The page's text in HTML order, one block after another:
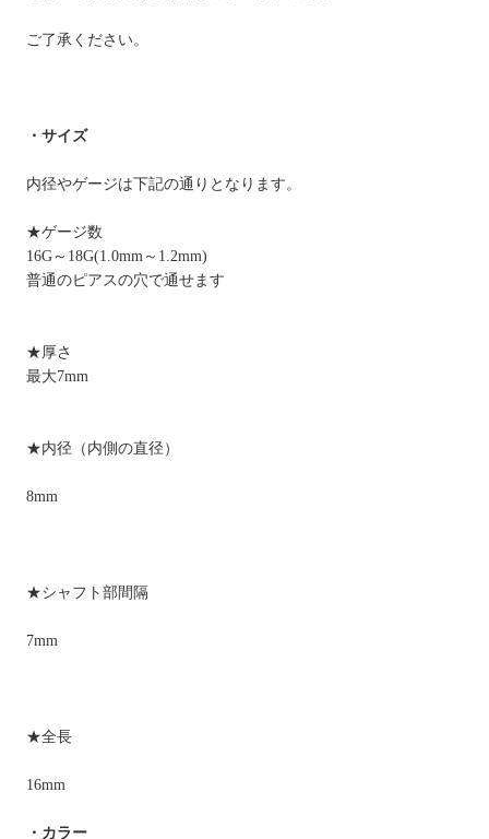
ご了承ください。
・サイズ
内径やゲージは下記の通りとなります。
★ゲージ数
16G～18G(1.0mm～1.2mm)
普通のピアスの穴で通せます
★厚さ
最大7mm
★内径（内側の直径）
8mm
★シャフト部間隔
7mm
★全長
16mm
・カラー